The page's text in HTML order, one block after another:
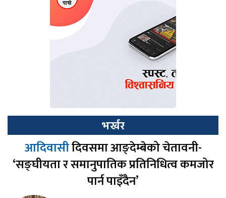
भर्खर
आदिवासीदिवसमा आङ्देम्बेको चेतावनी-
‘सङ्घीयता र समानुपातिक प्रतिनिधित्व कमजोर
पार्न पाइँदैन’